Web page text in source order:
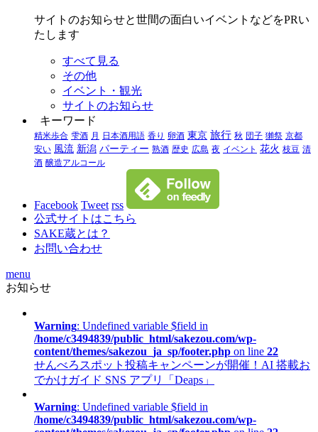
サイトのお知らせと世間の面白いイベントなどをPRい
たします
すべて見る
その他
イベント・観光
サイトのお知らせ
キーワード
精米歩合 雫酒 月 日本酒用語 香り 卵酒 東京 旅行 秋 団子 獺祭 京都
安い 風流 新潟 パーティー 熟酒 歴史 広島 夜 イベント 花火 枝豆 清
酒 醸造アルコール
Facebook Tweet rss
公式サイトはこちら
SAKE蔵とは？
お問い合わせ
menu
お知らせ
Warning: Undefined variable $field in
/home/c3494839/public_html/sakezou.com/wp-
content/themes/sakezou_ja_sp/footer.php on line 22
せんべろスポット投稿キャンペーンが開催！AI 搭載お
でかけガイド SNS アプリ「Deaps」
Warning: Undefined variable $field in
/home/c3494839/public_html/sakezou.com/wp-